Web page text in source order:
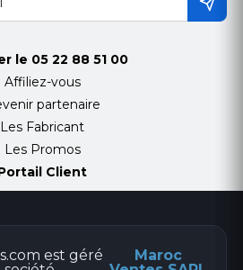
le 05 22 88 51 00
Affiliez-vous
partenaire
Les Fabricant
Les Promos
Client
est géré
Maroc